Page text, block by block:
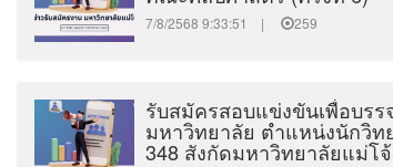
7/8/2568 9:33:51 | 259
รับสมัครสอบแข่งขันเพื่อบร
มหาวิทยาลัย ตำแหน่งนักวิท
348 สังกัดมหาวิทยาลัยแม่โ